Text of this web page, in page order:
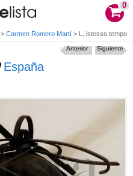
0
> Carmen Romero Martí > L, istesso tempo
España
Siguiente
Anterior